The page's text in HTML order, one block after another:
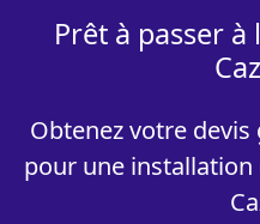
Prêt à passer
Obtenez votre
pour une installation